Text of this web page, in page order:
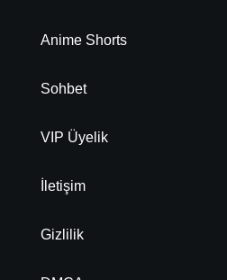
Anime Shorts
Sohbet
VIP Üyelik
İletişim
Gizlilik